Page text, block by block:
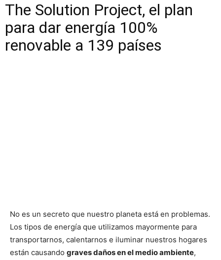
The Solution Project, el plan
para dar energía 100%
renovable a 139 países
No es un secreto que nuestro planeta está en problemas.
Los tipos de energía que utilizamos mayormente para
transportarnos, calentarnos e iluminar nuestros hogares
están causando graves daños en el medio ambiente,